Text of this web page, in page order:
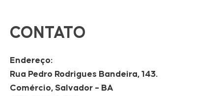
CONTATO
Endereço:
Rua Pedro Rodrigues Bandeira, 143.
Comércio, Salvador – BA